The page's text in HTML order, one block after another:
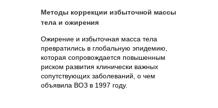
Методы коррекции избыточной массы
тела и ожирения
Ожирение и избыточная масса тела
превратились в глобальную эпидемию,
которая сопровождается повышенным
риском развития клинически важных
сопутствующих заболеваний, о чем
объявила ВОЗ в 1997 году.